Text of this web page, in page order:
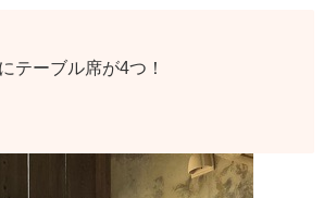
ーブル席が4つ！